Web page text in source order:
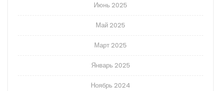
Июнь 2025
Май 2025
Март 2025
Январь 2025
Ноябрь 2024